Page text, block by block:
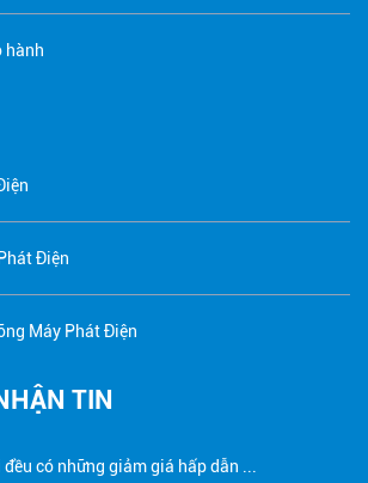
hành
Điện
Máy Phát Điện
TIN
có những giảm giá hấp dẫn ...